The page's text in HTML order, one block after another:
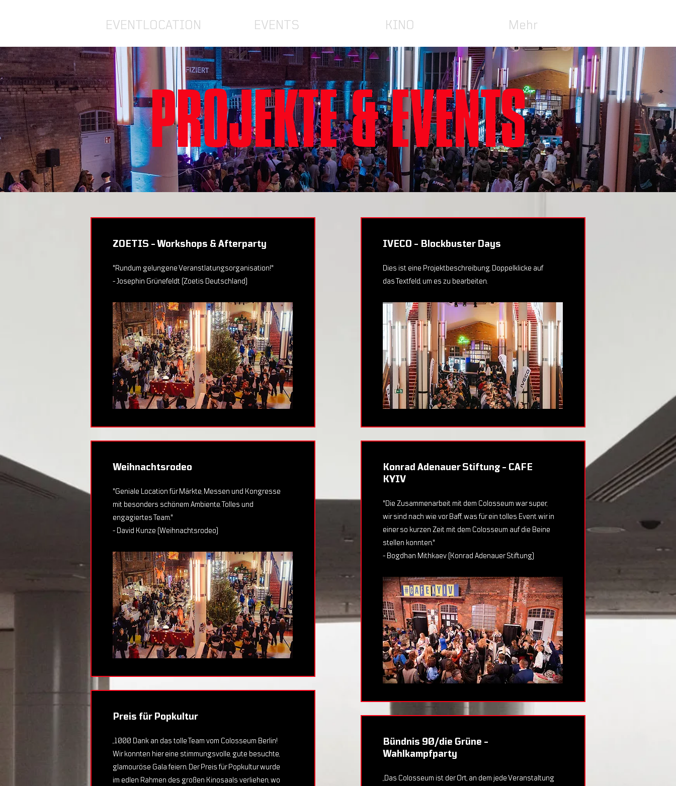
EVENTLOCATION EVENTS KINO Mehr
PROJEKTE & EVENTS
ZOETIS - Workshops & Afterparty
"Rundum gelungene Veranstlatungsorganisation!"
- Josephin Grünefeldt (Zoetis Deutschland)
Weihnachtsrodeo
"Geniale Location für Märkte, Messen und Kongresse
mit besonders schönem Ambiente. Tolles und
engagiertes Team."
- David Kunze (Weihnachtsrodeo)
Preis für Popkultur
„1000 Dank an das tolle Team vom Colosseum Berlin!
Wir konnten hier eine stimmungsvolle, gute besuchte,
glamouröse Gala feiern. Der Preis für Popkultur wurde
im edlen Rahmen des großen Kinosaals verliehen, wo
IVECO - Blockbuster Days
Dies ist eine Projektbeschreibung. Doppelklicke auf
das Textfeld, um es zu bearbeiten.
Konrad Adenauer Stiftung - CAFE
KYIV
"Die Zusammenarbeit mit dem Colosseum war super,
wir sind nach wie vor Baff, was für ein tolles Event wir in
einer so kurzen Zeit mit dem Colosseum auf die Beine
stellen konnten."
- Bogdhan Mithkaev (Konrad Adenauer Stiftung)
Bündnis 90/die Grüne -
Wahlkampfparty
„Das Colosseum ist der Ort, an dem jede Veranstaltung